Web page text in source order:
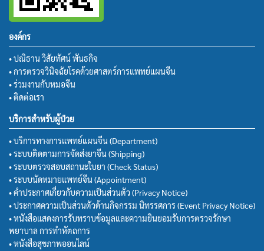
องค์กร
• ปณิธาน วิสัยทัศน์ พันธกิจ
• การตรวจวินิจฉัยโรคด้วยศาสตร์การแพทย์แผนจีน
• ร่วมงานกับหมอจีน
• ติดต่อเรา
บริการสำหรับผู้ป่วย
• บริการทางการแพทย์แผนจีน (Department)
• ระบบติดตามการจัดส่งยาจีน (Shipping)
• ระบบตรวจสอบสถานะใบยา (Check Status)
• ระบบนัดหมายแพทย์จีน (Appointment)
• คำประกาศเกี่ยวกับความเป็นส่วนตัว (Privacy Notice)
• ประกาศความเป็นส่วนตัวด้านกิจกรรม นิทรรศการ (Event Privacy Notice)
• หนังสือแสดงการรับทราบข้อมูลและความยินยอมรับการตรวจรักษา
พยาบาล การทำหัตถการ
• หนังสือสุขภาพออนไลน์